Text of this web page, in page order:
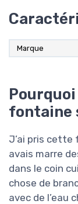
Marque
Pourquoi
fontaine
J’ai pris cette
avais marre
dans le coin
chose de
avec de l’eau